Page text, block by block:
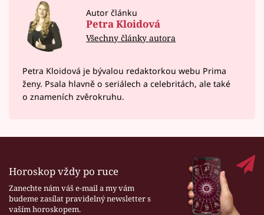
Autor článku
Petra Kloidová
Všechny články autora
Petra Kloidová je bývalou redaktorkou webu Prima
ženy. Psala hlavně o seriálech a celebritách, ale také
o znameních zvěrokruhu.
Horoskop vždy po ruce
Zanechte nám váš e-mail a my vám
budeme zasílat pravidelný newsletter s
vaším horoskopem.